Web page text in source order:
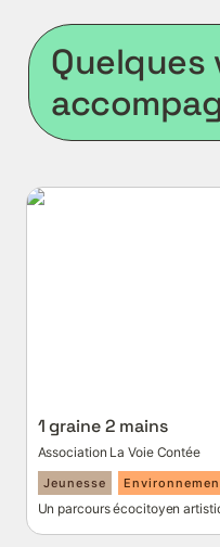
Quelques
1 graine 2 mains
1 graine 2 mains
Association La Voie Contée
Jeunesse
Un parcours écocitoyen